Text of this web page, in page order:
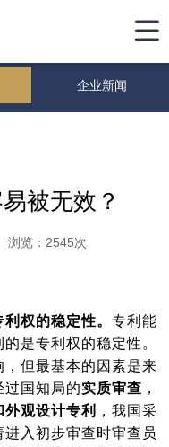

企业新闻
被无效？
览：2545次
利权的稳定性。 专利能
是专利权的稳定性。
但最基本的因素是来
过国知局的实质审查 ，
观设计专利
，我国采
进入初步审查时审查员